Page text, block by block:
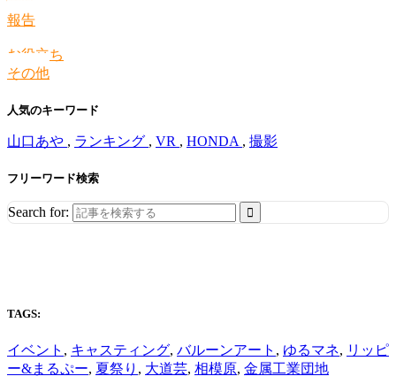
報告
お役立ち
その他
人気のキーワード
山口あや , ランキング , VR , HONDA , 撮影
フリーワード検索
Search for:
TAGS:
イベント , キャスティング, バルーンアート , ゆるマネ, リッピ
ー&まるぷー, 夏祭り , 大道芸, 相模原, 金属工業団地